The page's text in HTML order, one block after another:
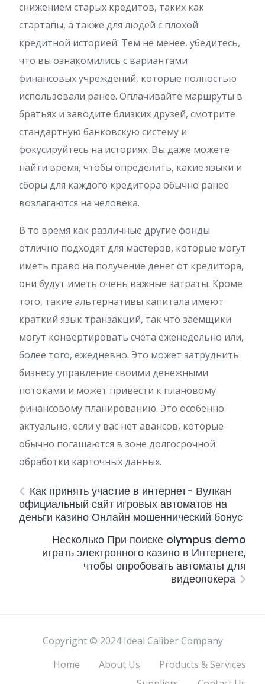
снижением старых кредитов, таких как
стартапы, а также для людей с плохой
кредитной историей. Тем не менее, убедитесь,
что вы ознакомились с вариантами
финансовых учреждений, которые полностью
использовали ранее. Оплачивайте маршруты в
братьях и заводите близких друзей, смотрите
стандартную банковскую систему и
фокусируйтесь на историях. Вы даже можете
найти время, чтобы определить, какие языки и
сборы для каждого кредитора обычно ранее
возлагаются на человека.
В то время как различные другие фонды
отлично подходят для мастеров, которые могут
иметь право на получение денег от кредитора,
они будут иметь очень важные затраты. Кроме
того, такие альтернативы капитала имеют
краткий язык транзакций, так что заемщики
могут конвертировать счета еженедельно или,
более того, ежедневно. Это может затруднить
бизнесу управление своими денежными
потоками и может привести к плановому
финансовому планированию. Это особенно
актуально, если у вас нет авансов, которые
обычно погашаются в зоне долгосрочной
обработки карточных данных.
Как принять участие в интернет- Вулкан
официальный сайт игровых автоматов на
деньги казино Онлайн мошеннический бонус
Несколько При поиске olympus demo
играть электронного казино в Интернете,
чтобы опробовать автоматы для
видеопокера
Copyright © 2024 Ideal Caliber Company
Home
About Us
Products & Services